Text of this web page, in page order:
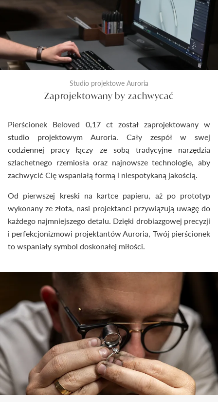
Studio projektowe Auroria
Zaprojektowany by zachwycać
Pierścionek Beloved 0,17 ct został zaprojektowany w
studio projektowym Auroria. Cały zespół w swej
codziennej pracy łączy ze sobą tradycyjne narzędzia
szlachetnego rzemiosła oraz najnowsze technologie, aby
zachwycić Cię wspaniałą formą i niespotykaną jakością.
Od pierwszej kreski na kartce papieru, aż po prototyp
wykonany ze złota, nasi projektanci przywiązują uwagę do
każdego najmniejszego detalu. Dzięki drobiazgowej precyzji
i perfekcjonizmowi projektantów Auroria, Twój pierścionek
to wspaniały symbol doskonałej miłości.